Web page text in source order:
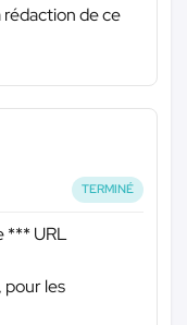
de ce
TERMINÉ
*** URL
pour les